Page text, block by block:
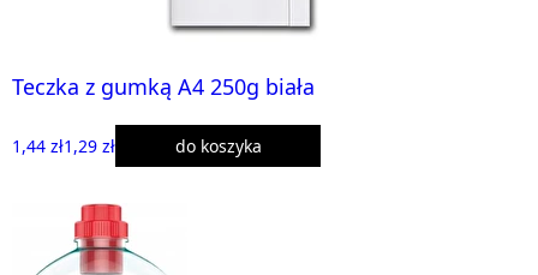
Teczka z gumką A4 250g biała
1,44 zł1,29 zł do koszyka